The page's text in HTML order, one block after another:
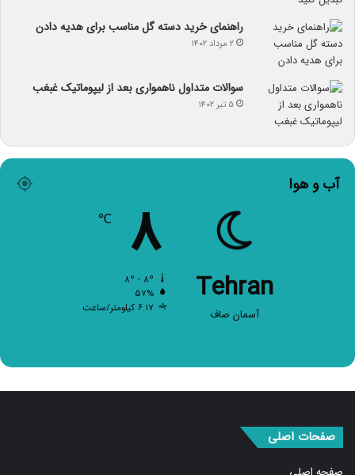
راهنمای خرید دسته گل مناسب برای هدیه دادن
۲ مرداد ۱۴۰۲
سوالات متداول ناهمواری بعد از لیپوماتیک غبغب
۵ تیر ۱۴۰۲
آب و هوا
Tehran
آسمان صاف
۸ ℃
۵۷%
۶.۱۷ کیلومتر/ساعت
صفحات اصلی